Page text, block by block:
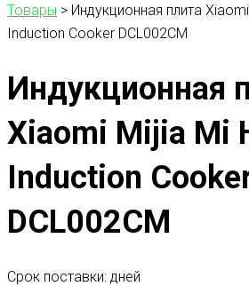
Товары > Индукционная плита
Induction Cooker DCL002CM
Индукционная
Xiaomi Mijia Mi
Induction
DCL002CM
Срок поставки: дней